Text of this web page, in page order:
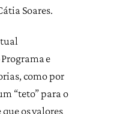
Soares.
e
como por
“teto” para o
que os valores